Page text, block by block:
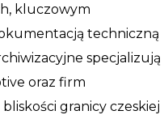
kluczowym
techniczną
specjalizują
oraz firm
granicy czeskiej